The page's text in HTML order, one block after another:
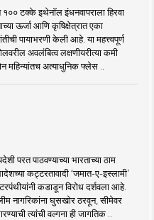
टक्के इथेनॉल इंधनवापराला हिरवा
ऊर्जा आणि कृषिक्षेत्रात एका
पायाभरणी केली आहे. या महत्त्वपूर्ण
अवलंबित्व लक्षणीयरीत्या कमी
महिन्यांतच अत्याधुनिक फ्लेस ..
परत पाठवण्याच्या भारताच्या ठाम
कट्टरतावादी ‘जमात-ए-इस्लामी’
कडाडून विरोध दर्शवला आहे.
नागरिकांना घुसखोर ठरवून, सीमेवर
त्यांची वल्गना ही जागतिक ..